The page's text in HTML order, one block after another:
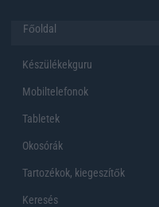
Főoldal
Készülékekguru
Mobiltelefonok
Tabletek
Okosórák
Tartozékok, kiegeszítők
Keresés